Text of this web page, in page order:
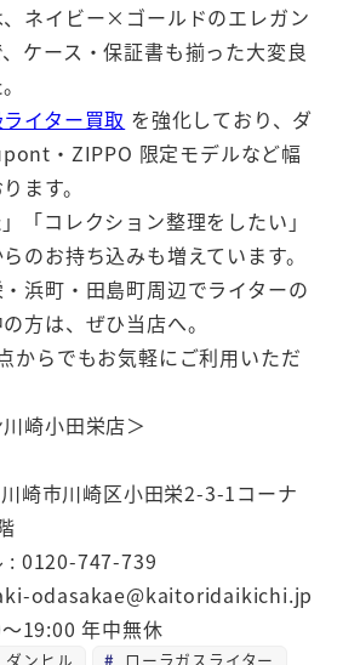
ネイビー×ゴールドのエレガン
ケース・保証書も揃った大変良
イター買取 を強化しており、ダ
・ZIPPO 限定モデルなど幅
ます。
」「コレクション整理をしたい」
のお持ち込みも増えています。
浜町・田島町周辺でライターの
方は、ぜひ当店へ。
からでもお気軽にご利用いただ
崎小田栄店＞
崎市川崎区小田栄2-3-1コーナ
: 0120-747-739
odasakae@kaitoridaikichi.jp
19:00 年中無休
ダンヒル ローラガスライター